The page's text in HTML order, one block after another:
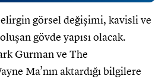
görsel değişimi, kavisli ve
gövde yapısı olacak.
Gurman ve The
Ma’nın aktardığı bilgilere